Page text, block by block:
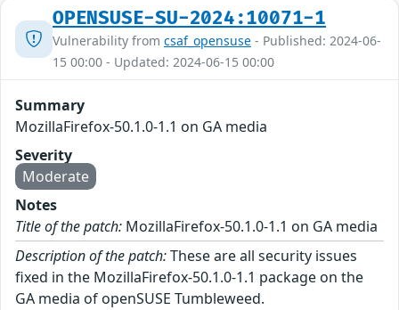
OPENSUSE-SU-2024:10071-1
Vulnerability from csaf_opensuse - Published: 2024-06-
15 00:00 - Updated: 2024-06-15 00:00
Summary
MozillaFirefox-50.1.0-1.1 on GA media
Severity
Moderate
Notes
Title of the patch: MozillaFirefox-50.1.0-1.1 on GA media
Description of the patch:These are all security issues
fixed in the MozillaFirefox-50.1.0-1.1 package on the
GA media of openSUSE Tumbleweed.